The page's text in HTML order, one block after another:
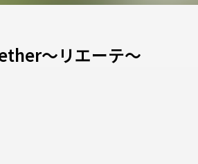
～リエーテ～